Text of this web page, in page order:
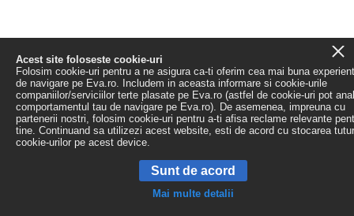
Acest site foloseste cookie-uri
Folosim cookie-uri pentru a ne asigura ca-ti oferim cea mai buna
de navigare pe Eva.ro. Includem in aceasta informare si cookie-urile
companiilor/serviciilor terte plasate pe Eva.ro (astfel de cookie-uri pot
comportamentul tau de navigare pe Eva.ro). De asemenea, impreuna cu
partenerii nostri, folosim cookie-uri pentru a-ti afisa reclame relevante
tine. Continuand sa utilizezi acest website, esti de acord cu stocarea
cookie-urilor pe acest device.
Sunt de acord
Mai multe detalii